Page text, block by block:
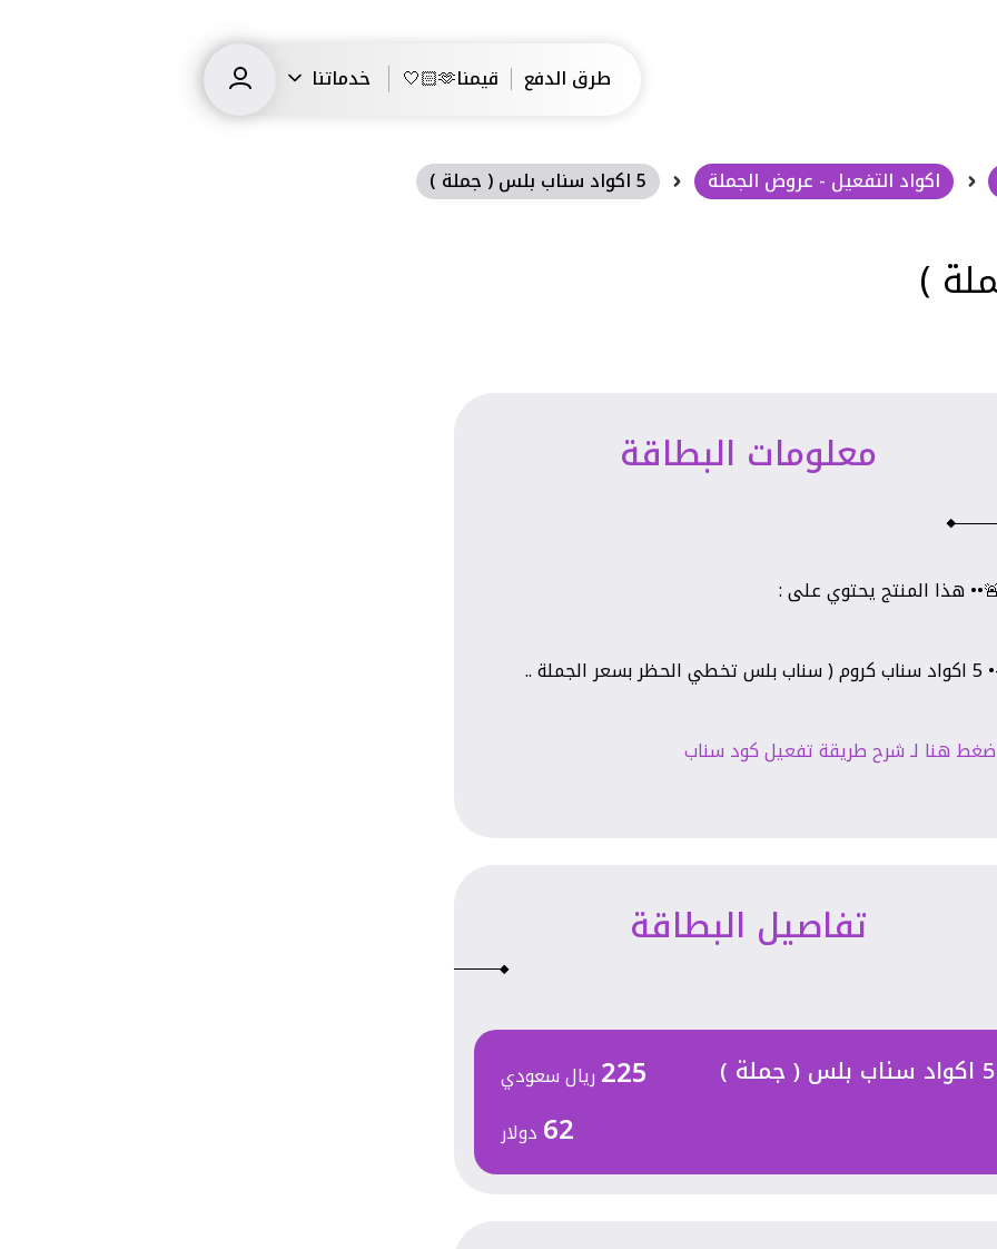
طرق الدفع قيمنا🫶🏻🤍 خدماتنا
اكواد التفعيل - عروض الجملة 5 اكواد سناب بلس ( جملة )
معلومات البطاقة
هذا المنتج يحتوي على :
الحظر بسعر الجملة ..
هنا لـ شرح طريقة تفعيل كود سناب
تفاصيل البطاقة
5 اكواد سناب بلس ( جملة ) 225 ريال سعودي
62 دولار